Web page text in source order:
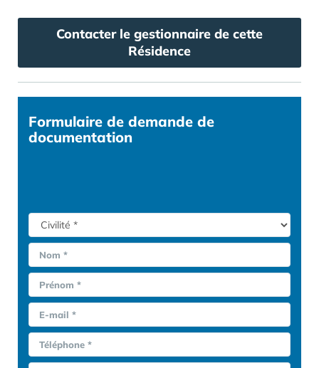
Contacter le gestionnaire de cette
Résidence
Formulaire de demande de
documentation
Nom *
Prénom *
E-mail *
Téléphone *